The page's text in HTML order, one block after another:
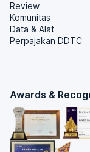
Review
Komunitas
Data & Alat
Perpajakan DDTC
Awards &